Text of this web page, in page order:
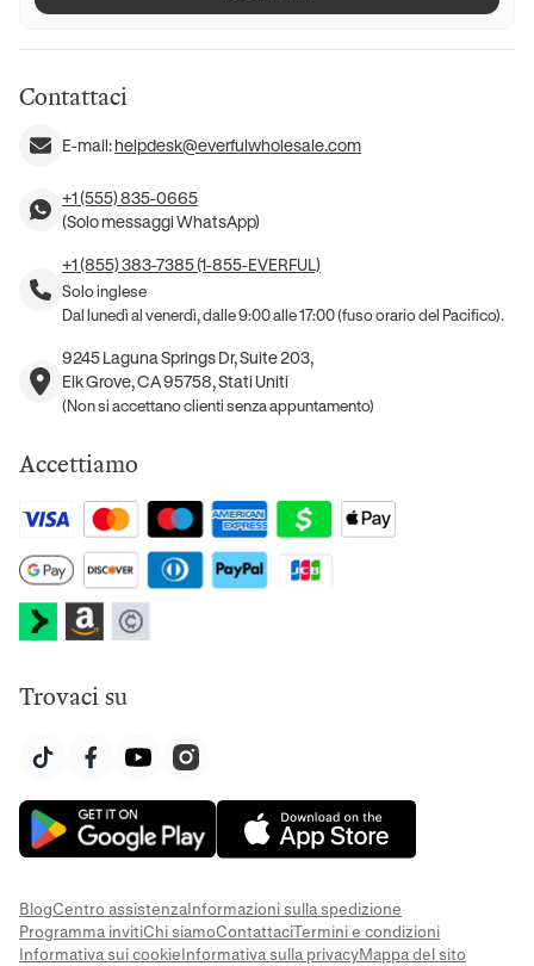
Contattaci
E-mail:helpdesk@everfulwholesale.com
+1 (555) 835-0665
(Solo messaggi WhatsApp)
+1 (855) 383-7385 (1-855-EVERFUL)
Solo inglese
Dal lunedì al venerdì, dalle 9:00 alle 17:00 (fuso orario del Pacifico).
9245 Laguna Springs Dr, Suite 203,
Elk Grove, CA 95758, Stati Uniti
(Non si accettano clienti senza appuntamento)
Accettiamo
Trovaci su
BlogCentro assistenzaInformazioni sulla spedizione
Programma invitiChi siamoContattaciTermini e condizioni
Informativa sui cookieInformativa sulla privacyMappa del sito